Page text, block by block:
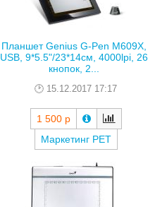
Планшет Genius G-Pen M609X,
USB, 9*5.5"/23*14см, 4000lpi, 26
кнопок, 2...
15.12.2017 17:17
1 500 р
Маркетинг РЕТ